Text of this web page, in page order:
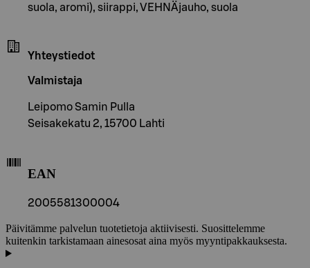
suola, aromi), siirappi, VEHNÄjauho, suola
Yhteystiedot
Valmistaja
Leipomo Samin Pulla
Seisakekatu 2, 15700 Lahti
EAN
2005581300004
Päivitämme palvelun tuotetietoja aktiivisesti. Suosittelemme
kuitenkin tarkistamaan ainesosat aina myös myyntipakkauksesta.